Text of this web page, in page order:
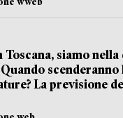
Toscana, siamo
scenderanno
La previsione